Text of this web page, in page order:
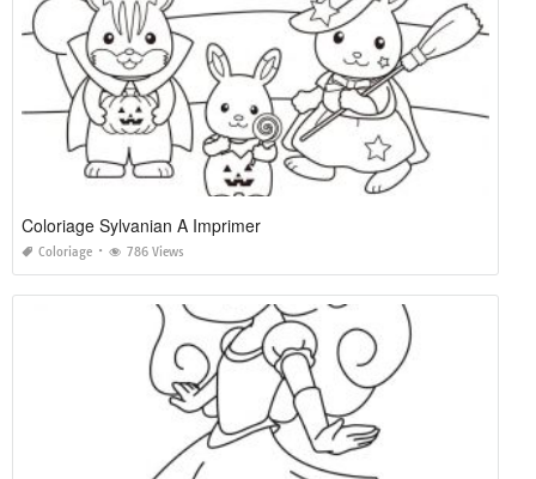
Coloriage Sylvanian A Imprimer
Coloriage 786 Views